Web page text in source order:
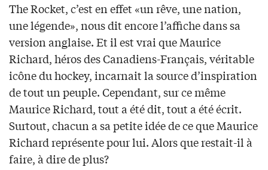
The Rocket, c’est en effet «un rêve, une nation,
une légende», nous dit encore l’affiche dans sa
version anglaise. Et il est vrai que Maurice
Richard, héros des Canadiens-Français, véritable
icône du hockey, incarnait la source d’inspiration
de tout un peuple. Cependant, sur ce même
Maurice Richard, tout a été dit, tout a été écrit.
Surtout, chacun a sa petite idée de ce que Maurice
Richard représente pour lui. Alors que restait-il à
faire, à dire de plus?